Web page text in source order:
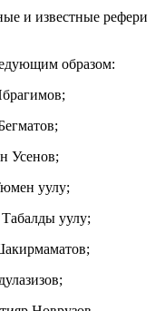
и известные рефери
образом:
Усенов;
уулу;
уулу;